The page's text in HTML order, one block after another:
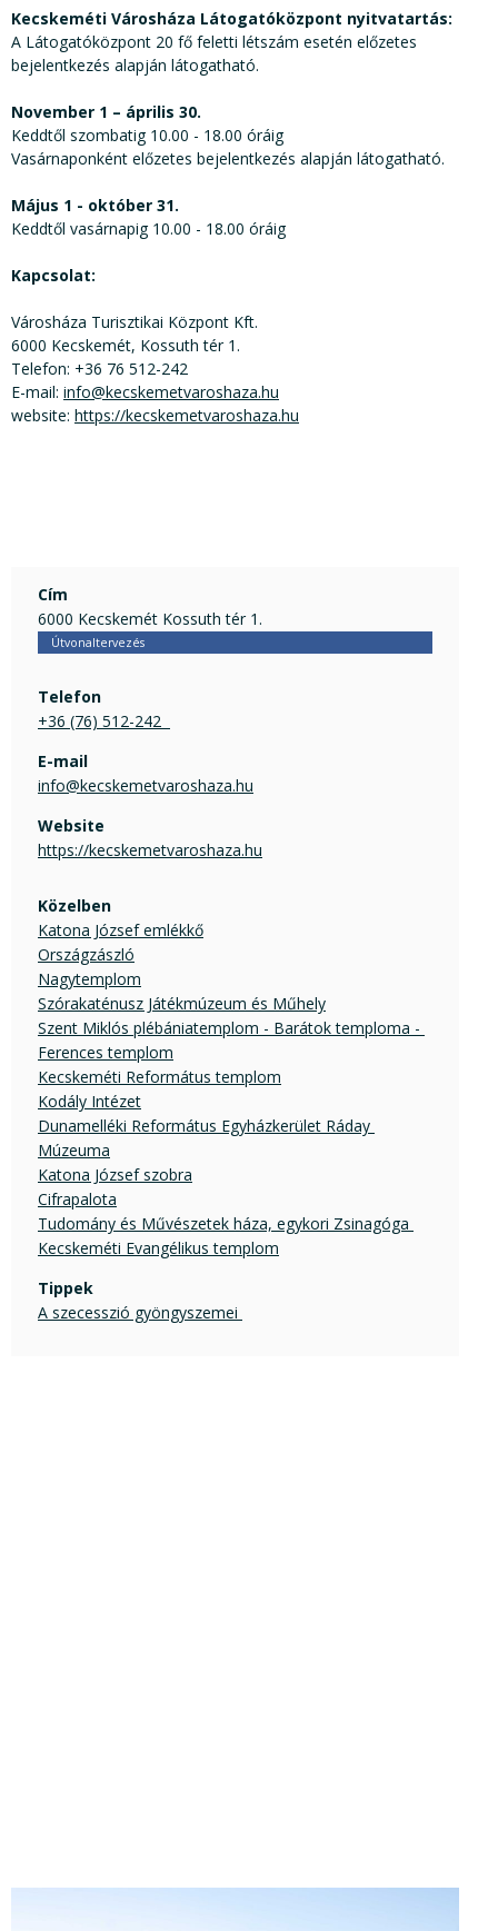
Kecskeméti Városháza Látogatóközpont nyitvatartás:
A Látogatóközpont 20 fő feletti létszám esetén előzetes
bejelentkezés alapján látogatható.
November 1 – április 30.
Keddtől szombatig 10.00 - 18.00 óráig
Vasárnaponként előzetes bejelentkezés alapján látogatható.
Május 1 - október 31.
Keddtől vasárnapig 10.00 - 18.00 óráig
Kapcsolat:
Városháza Turisztikai Központ Kft.
6000 Kecskemét, Kossuth tér 1.
Telefon: +36 76 512-242
E-mail: info@kecskemetvaroshaza.hu
website: https://kecskemetvaroshaza.hu
Cím
6000 Kecskemét Kossuth tér 1.
Útvonaltervezés
Telefon
+36 (76) 512-242
E-mail
info@kecskemetvaroshaza.hu
Website
https://kecskemetvaroshaza.hu
Közelben
Katona József emlékkő
Országzászló
Nagytemplom
Szórakaténusz Játékmúzeum és Műhely
Szent Miklós plébániatemplom - Barátok temploma -
Ferences templom
Kecskeméti Református templom
Kodály Intézet
Dunamelléki Református Egyházkerület Ráday
Múzeuma
Katona József szobra
Cifrapalota
Tudomány és Művészetek háza, egykori Zsinagóga
Kecskeméti Evangélikus templom
Tippek
A szecesszió gyöngyszemei